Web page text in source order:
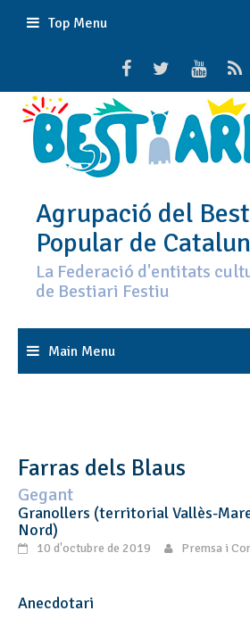
Top Menu
Agrupació del
Popular de
La Federació d'entitats
de Bestiari Festiu
Main Menu
Farras dels Blaus
Gegant
Granollers (territorial Vallès-
Nord)
10 d'octubre de 2019 Premsa i
Anecdotari